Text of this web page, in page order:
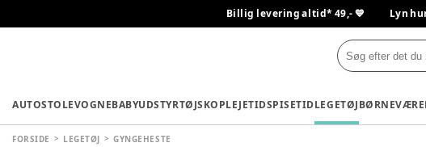
Billig levering altid* 49,- 💙 Lyn
AUTOSTOLEVOGNEBABYUDSTYRTØJSKOPLEJETIDSPISETIDLEGETØJ
FORSIDE LEGETØJ GYNGEHESTE